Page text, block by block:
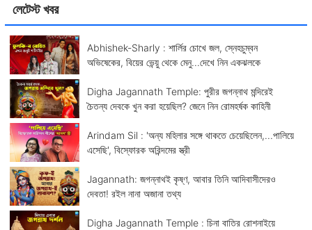
লেটেস্ট খবর
Abhishek-Sharly : শার্লির চোখে জল, স্নেহচুম্বন
অভিষেকের, বিয়ের ভেন্য়ু থেকে মেনু...দেখে নিন একঝলকে
Digha Jagannath Temple: পুরীর জগন্নাথ মন্দিরেই
চৈতন্য দেবকে খুন করা হয়েছিল? জেনে নিন রোমহর্ষক কাহিনী
Arindam Sil : 'অন্য মহিলার সঙ্গে থাকতে চেয়েছিলেন,...পালিয়ে
এসেছি', বিস্ফোরক অরিন্দমের স্ত্রী
Jagannath: জগন্নাথই কৃষ্ণ, আবার তিনি আদিবাসীদেরও
দেবতা! রইল নানা অজানা তথ্য
Digha Jagannath Temple : চিনা বাতির রোশনাইয়ে